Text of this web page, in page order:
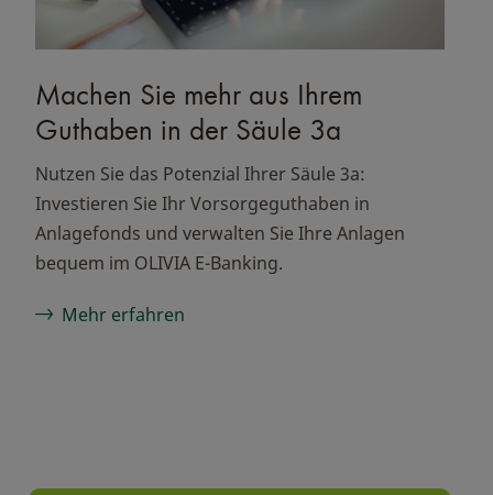
Machen Sie mehr aus Ihrem
Guthaben in der Säule 3a
Nutzen Sie das Potenzial Ihrer Säule 3a:
Investieren Sie Ihr Vorsorgeguthaben in
Anlagefonds und verwalten Sie Ihre Anlagen
bequem im OLIVIA E-Banking.
Mehr erfahren